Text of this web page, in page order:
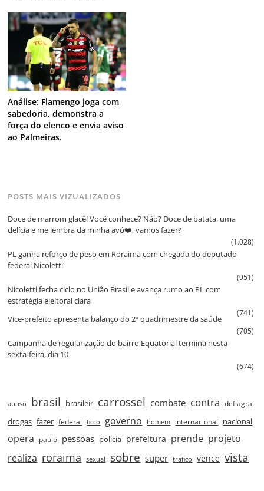
Análise: Flamengo joga com
sabedoria, demonstra a
força do elenco e envia aviso
ao Palmeiras.
POSTS MAIS VIZUALIZADOS
Doce de marrom glacê! Você conhece? Não? Doce de batata, uma
delícia e me lembra da minha avó❤️, vamos fazer?
(1.028)
PL ganha reforço de peso em Roraima com chegada do deputado
federal Nicoletti
(951)
Nicoletti fecha ciclo no União Brasil e avança rumo ao PL com
estratégia eleitoral clara
(741)
Vice‑prefeito apresenta balanço do 2º quadrimestre da saúde
(705)
Campanha de regularização do bairro Equatorial termina nesta
sexta‑feira, dia 10
(674)
abuso brasil brasileir carrossel combate contra deflagra
drogas fazer federal ficco governo homem internacional nacional
opera paulo pessoas policia prefeitura prende projeto
realiza roraima sexual sobre super trafico vence vista